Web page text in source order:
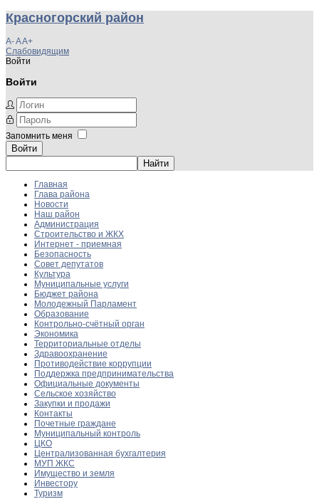
Красногорский район
A-AA+
Слабовидящим
Войти
Войти
Запомнить меня
Войти
Главная
Глава района
Новости
Наш район
Администрация
Строительство и ЖКХ
Интернет - приемная
Безопасность
Совет депутатов
Культура
Муниципальные услуги
Бюджет района
Молодежный Парламент
Образование
Контрольно-счётный орган
Экономика
Территориальные отделы
Здравоохранение
Противодействие коррупции
Поддержка предпринимательства
Официальные документы
Сельское хозяйство
Закупки и продажи
Контакты
Почетные граждане
Муниципальный контроль
ЦКО
Централизованная бухгалтерия
МУП ЖКС
Имущество и земля
Инвестору
Туризм